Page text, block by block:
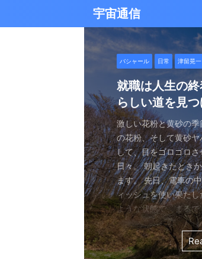
宇宙通信
日常 津留晃一
雨の日の恵み
雨の音を聞いたことは
く優しい音、屋根を
地面に落ちる繊細な
ニーは、 私たちの心
れます。 雨は大地だ
となく、 降り続ける
予定していた釣りがで
ました。 でも、温か
って雨景色を眺めて
てきたのです。 雨は
を洗い流し、植物に
バシャール 日常 津留晃一
就職は人生の
らしい道を見
激しい花粉と黄砂の
の花粉、そして黄砂
して、目をゴロゴロ
日々。 朝起きたとき
ます。 先日、電車の
ィッシュを使い果た
ような状態で、まる
そんな辛い朝、ふと
戦いって、進学や就
と。 先の見えない不
Healy 日常
ヒーリーを買
なたへ。実際
意点
近年、Healy（ヒーリ
注目を集めています
以上前に購入し、所
踏まえて、さらに詳
Healyの仕組みと機能
数を用いて、 心身の
としたウェアラブル
と連携し、電極を介
とで、 個人の必要と
バシャール 日常
エネルギーの
していました〜
最近、めちゃくちゃ
ですが、 気づいたら
ばかり見ていました
悪行、財務省解体、
別にそれを見て何か
に、 どんどんハマっ
自分の心のモヤモヤ
でしょうか？ つい次
て、気づいたら めち
した！（笑） どうし
日常
現実を変える
最近疲れ気味です。
結構悩むんですよね
と、 今、全然そうな
い。お金もない。自
まにそれでもいいわ
んなことは問題じゃ
ことだけで幸せとい
うときかといえば 今
今を楽しんでいると
ました。 氷に穴をあ
日常
今、ここにい
２０２５年あけまして
年もよろしくお願い
正月という感覚はあ
が明けて、 いつの間
書くと、新年から暗
歳をとったというこ
しくてきつかったの
と思うことはありま
ているのか？ 我々の
が、 未来を見ちゃっ
...
Healy 日常 津留晃一
もしかしてだ
調整器）のせ
ちょっと前に 最近ヒ
なー みたいなブログ
とは Healyはドイツ
新の人工知能を利用
です。 弱い電気パル
スのとれた状態にす
基づいて設計された
胞レベルで人体を調
します。 そうなんで
ん。 というのも しば
日常
iPad 第10世代
アマゾンのブラックフ
いましたね。 という
入してしまいました
ipad Pro(初代）とは
たわけでもなく、
ったので 変えなくて
す（笑） こういうの
からやるというノリ
子はすごくいい。
のだけでも めちゃく
Healy 日常
久し振りに
波動調整器に
久しぶりにHealy（ヒ
いて触れてみる。 こ
バイスです。 買う時
やっぱり限られた人
を送りたいじゃない
は仕方ないし 試して
ました。 それでです
っていたのはいたの
くなっているという
宗教と同じで 一人で
日常
大谷さんの通
思う
ちょっとびっくりし
な通訳だと思う水原
それも違法賭博か・
賭博が原因で解雇と
分は特に野球が好き
わけではないし、 水
でもない。 でもねえ
を考えるとなんかつ
金を背負いながら 何
一生懸命仕事してい